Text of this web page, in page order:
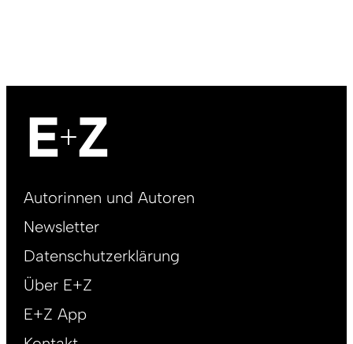
Footer
DE
Autorinnen und Autoren
Newsletter
Datenschutzerklärung
Über E+Z
E+Z App